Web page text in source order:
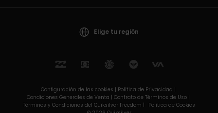
Elige tu región
Configuración de las cookies | Política de Privacidad |
Condiciones Generales de Venta | Contrato de Términos de Uso |
Términos y Condiciones del Quiksilver Freedom |
Política de Cookies